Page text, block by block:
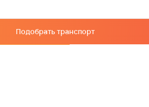
Подобрать транспорт